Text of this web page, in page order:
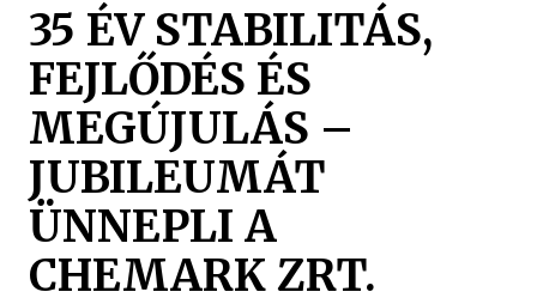
35 ÉV STABILITÁS,
FEJLŐDÉS ÉS
MEGÚJULÁS –
JUBILEUMÁT
ÜNNEPLI A
CHEMARK ZRT.